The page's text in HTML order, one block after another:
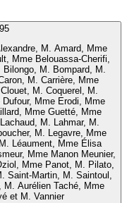
M. Amard, Mme
Mme Belouassa-Cherifi,
M. Bompard, M.
M. Carrière, Mme
M. Coquerel, M.
Mme Erodi, Mme
Mme Guetté, Mme
M. Lahmar, M.
M. Legavre, Mme
Léaument, Mme Élisa
Mme Manon Meunier,
Mme Panot, M. Pilato,
Saint-Martin, M. Saintoul,
M. Aurélien Taché, Mme
et M. Vannier